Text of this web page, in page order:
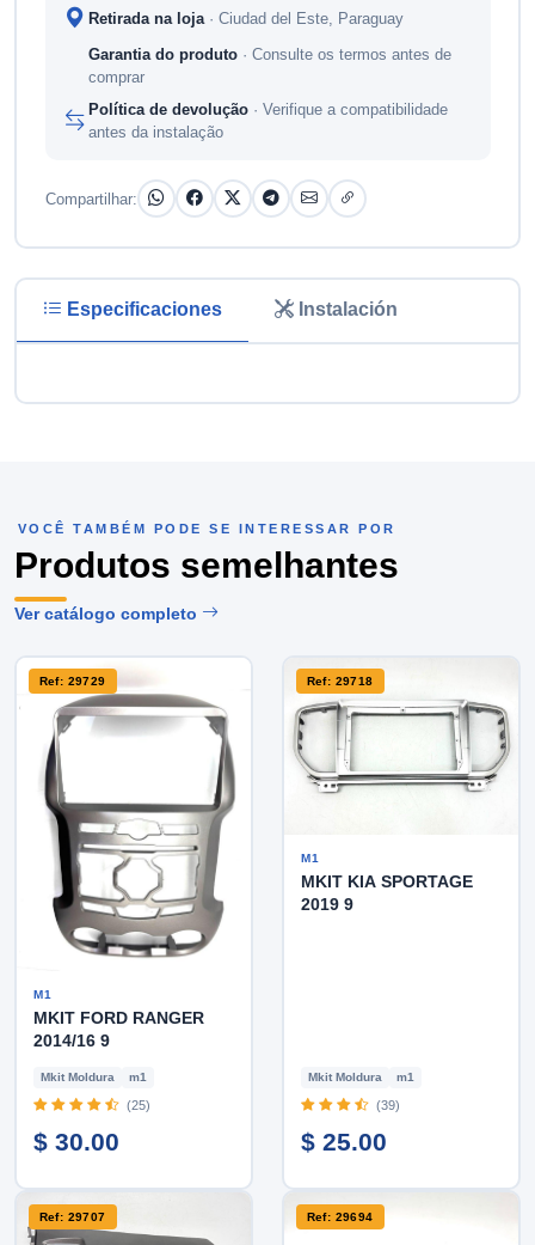
Retirada na loja · Ciudad del Este, Paraguay
Garantia do produto · Consulte os termos antes de
comprar
Política de devolução · Verifique a compatibilidade
antes da instalação
Compartilhar:
Especificaciones Instalación
VOCÊ TAMBÉM PODE SE INTERESSAR POR
Produtos semelhantes
Ver catálogo completo
Ref: 29729
M1
MKIT FORD RANGER
2014/16 9
Mkit Moldura m1
(25)
$ 30.00
Ref: 29718
M1
MKIT KIA SPORTAGE
2019 9
Mkit Moldura m1
(39)
$ 25.00
Ref: 29707 Ref: 29694